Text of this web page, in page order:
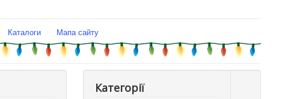
Каталоги Мапа сайту
Категорії